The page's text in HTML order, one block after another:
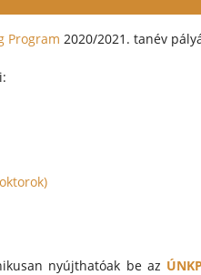
Program 2020/2021. tanév
nyújthatóak be az